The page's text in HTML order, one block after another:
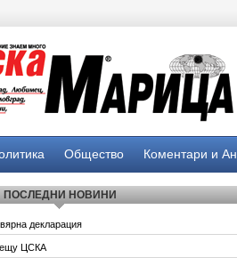
Общество Коментари и
ПОСЛЕДНИ НОВИНИ
декларация
ЦСКА